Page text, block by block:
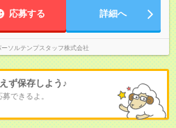
応募する 詳細へ
ーソルテンプスタッフ株式会社
ず保存しよう♪
できるよ。